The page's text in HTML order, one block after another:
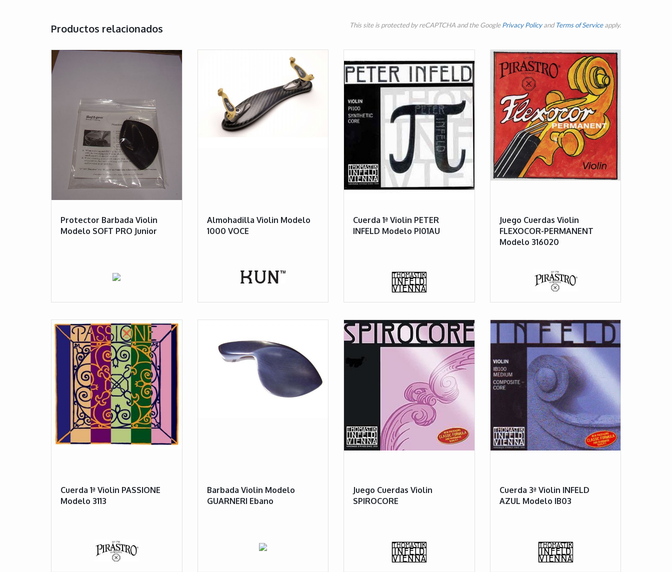
This site is protected by reCAPTCHA and the GooglePrivacy PolicyandTerms of Serviceapply.
Productos relacionados
Protector Barbada Violin
Modelo SOFT PRO Junior
Almohadilla Violin Modelo
1000 VOCE
Cuerda 1ª Violin PETER
INFELD Modelo PI01AU
Juego Cuerdas Violin
FLEXOCOR-PERMANENT
Modelo 316020
Cuerda 1ª Violin PASSIONE
Modelo 3113
Barbada Violin Modelo
GUARNERI Ebano
Juego Cuerdas Violin
SPIROCORE
Cuerda 3ª Violin INFELD
AZUL Modelo IB03